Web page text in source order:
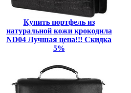
Купить портфель из
натуральной кожи крокодила
ND04 Лучшая цена!!! Скидка
5%